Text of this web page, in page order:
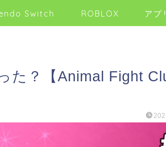
Switch ROBLOX アプ
た？【Animal Fight